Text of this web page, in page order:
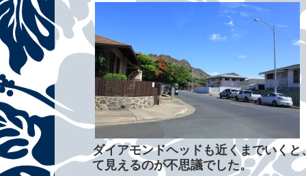
ダイアモンドヘッドも近くまでいく
て見えるのが不思議でした。